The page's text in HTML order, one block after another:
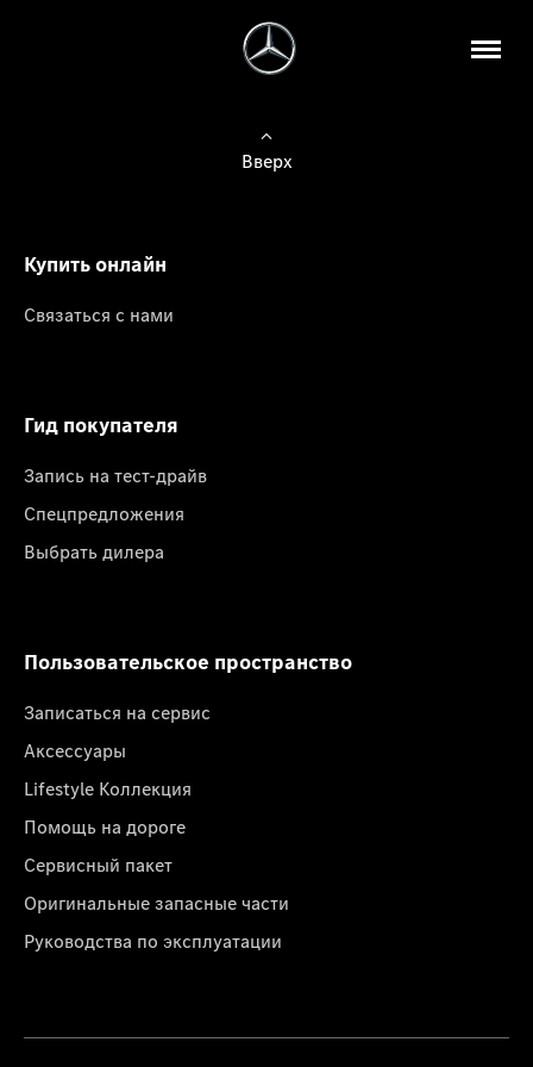
Вверх
Купить онлайн
Связаться с нами
Гид покупателя
Запись на тест-драйв
Спецпредложения
Выбрать дилера
Пользовательское пространство
Записаться на сервис
Аксессуары
Lifestyle Коллекция
Помощь на дороге
Сервисный пакет
Оригинальные запасные части
Руководства по эксплуатации